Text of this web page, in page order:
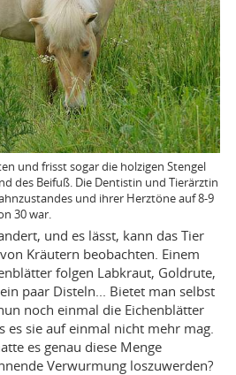
und frisst sogar die holzigen Stengel
des Beifuß. Die Dentistin und Tierärztin
und ihrer Herztöne auf 8-9
30 war.
und es lässt, kann das Tier
Kräutern beobachten. Einem
folgen Labkraut, Goldrute,
paar Disteln... Bietet man selbst
noch einmal die Eichenblätter
es sie auf einmal nicht mehr mag.
es genau diese Menge
Verwurmung loszuwerden?